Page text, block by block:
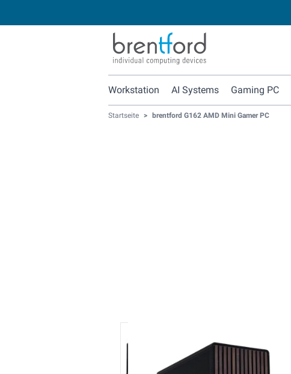
Workstation AI Systems Gaming PC
Startseite > brentford G162 AMD Mini Gamer PC